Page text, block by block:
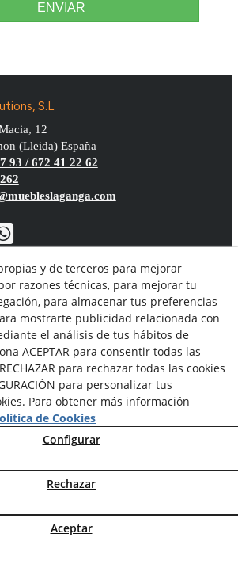
ENVIAR
S.L.
12
(Lleida) España
93 / 672 41 22 62
de compra
de conflictos
Solutions, S.L. (La Ganga) - Todos los
derechos reservados.
y de terceros para mejorar
razones técnicas, para mejorar tu
para almacenar tus preferencias
mostrarte publicidad relacionada con
el análisis de tus hábitos de
ACEPTAR para consentir todas las
para rechazar todas las cookies
para personalizar tus
Para obtener más información
de Cookies
Configurar
Rechazar
Aceptar